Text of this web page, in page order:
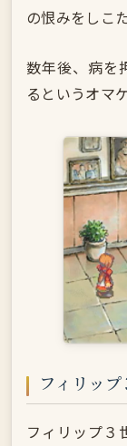
の恨みをしこ
数年後、病を
るというオマ
フィリッ
フィリップ３